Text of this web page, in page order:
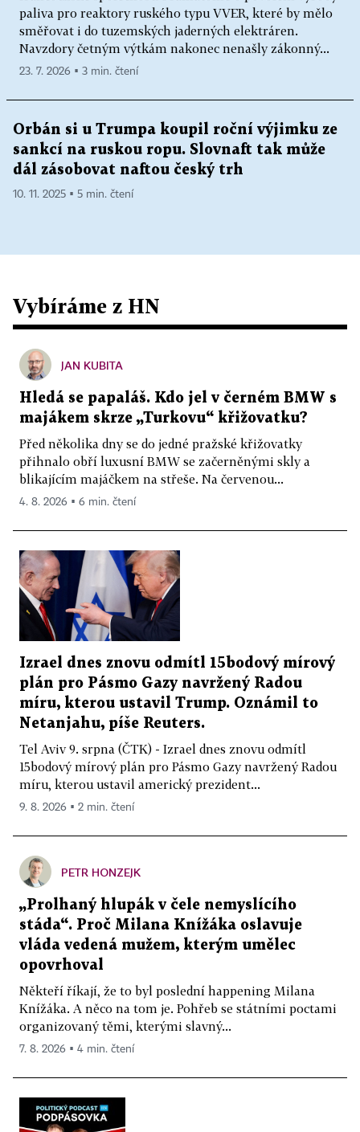
paliva pro reaktory ruského typu VVER, které by mělo
směřovat i do tuzemských jaderných elektráren.
Navzdory četným výtkám nakonec nenašly zákonný...
23. 7. 2026 ▪ 3 min. čtení
Orbán si u Trumpa koupil roční výjimku ze
sankcí na ruskou ropu. Slovnaft tak může
dál zásobovat naftou český trh
10. 11. 2025 ▪ 5 min. čtení
Vybíráme z HN
JAN KUBITA
Hledá se papaláš. Kdo jel v černém BMW s
majákem skrze „Turkovu“ křižovatku?
Před několika dny se do jedné pražské křižovatky
přihnalo obří luxusní BMW se začerněnými skly a
blikajícím majáčkem na střeše. Na červenou...
4. 8. 2026 ▪ 6 min. čtení
Izrael dnes znovu odmítl 15bodový mírový
plán pro Pásmo Gazy navržený Radou
míru, kterou ustavil Trump. Oznámil to
Netanjahu, píše Reuters.
Tel Aviv 9. srpna (ČTK) - Izrael dnes znovu odmítl
15bodový mírový plán pro Pásmo Gazy navržený Radou
míru, kterou ustavil americký prezident...
9. 8. 2026 ▪ 2 min. čtení
PETR HONZEJK
„Prolhaný hlupák v čele nemyslícího
stáda“. Proč Milana Knížáka oslavuje
vláda vedená mužem, kterým umělec
opovrhoval
Někteří říkají, že to byl poslední happening Milana
Knížáka. A něco na tom je. Pohřeb se státními poctami
organizovaný těmi, kterými slavný...
7. 8. 2026 ▪ 4 min. čtení